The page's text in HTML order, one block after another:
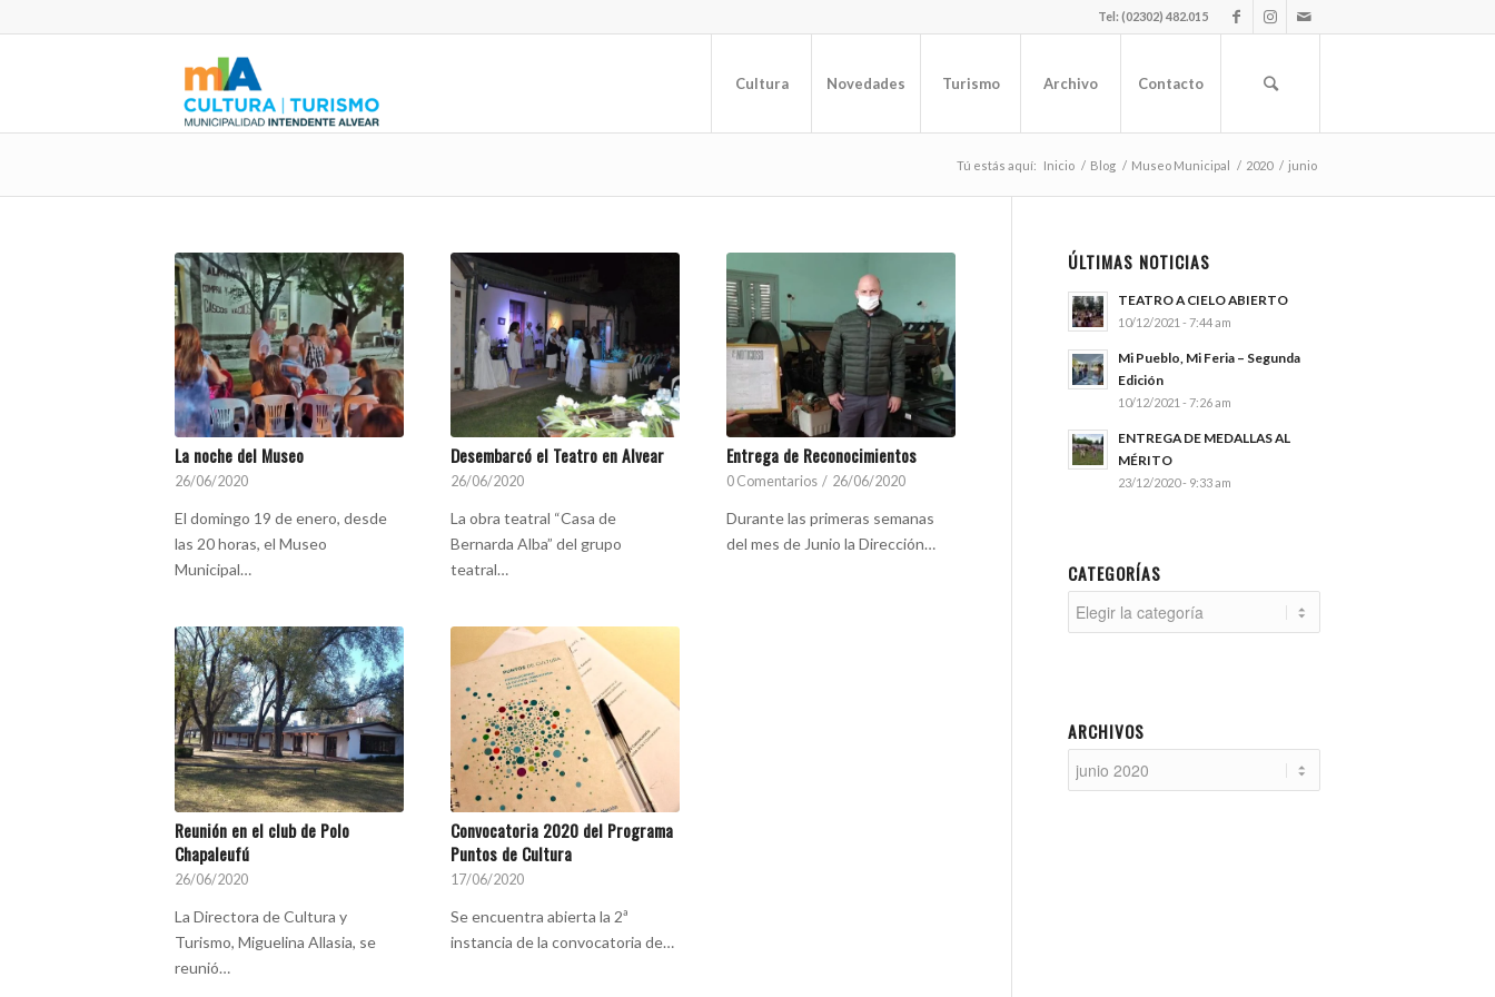
Tel: (02302) 482.015
Cultura Novedades Turismo Archivo Contacto
Tú estás aquí: Inicio / Blog / Museo Municipal / 2020 / junio
La noche del Museo
26/06/2020
El domingo 19 de enero, desde
las 20 horas, el Museo
Municipal…
Desembarcó el Teatro en Alvear
26/06/2020
La obra teatral “Casa de
Bernarda Alba” del grupo
teatral…
Entrega de Reconocimientos
0 Comentarios / 26/06/2020
Durante las primeras semanas
del mes de Junio la Dirección…
Reunión en el club de Polo
Chapaleufú
26/06/2020
La Directora de Cultura y
Turismo, Miguelina Allasia, se
reunió…
Convocatoria 2020 del Programa
Puntos de Cultura
17/06/2020
Se encuentra abierta la 2ª
instancia de la convocatoria de…
ÚLTIMAS NOTICIAS
TEATRO A CIELO ABIERTO
10/12/2021 - 7:44 am
Mi Pueblo, Mi Feria – Segunda
Edición
10/12/2021 - 7:26 am
ENTREGA DE MEDALLAS AL
MÉRITO
23/12/2020 - 9:33 am
CATEGORÍAS
ARCHIVOS